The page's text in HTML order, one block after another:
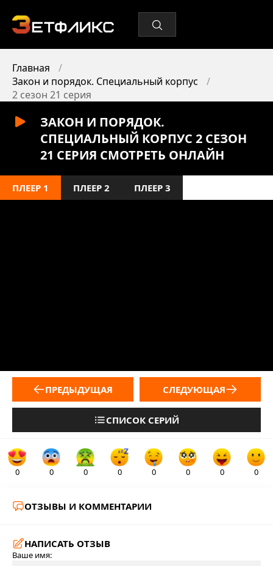
Главная
Закон и порядок. Специальный корпус
2 сезон 21 серия
ЗАКОН И ПОРЯДОК.
СПЕЦИАЛЬНЫЙ КОРПУС 2 СЕЗОН
21 СЕРИЯ СМОТРЕТЬ ОНЛАЙН
ПЛЕЕР 1 ПЛЕЕР 2 ПЛЕЕР 3
ПРЕДЫДУЩАЯ
СПИСОК СЕРИЙ
СЛЕДУЮЩАЯ
0 0 0 0 0 0 0 0
ОТЗЫВЫ И КОММЕНТАРИИ
НАПИСАТЬ ОТЗЫВ
Ваше имя: